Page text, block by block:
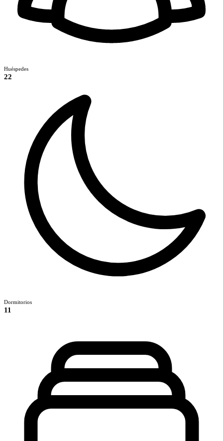
Huéspedes
22
Dormitorios
11